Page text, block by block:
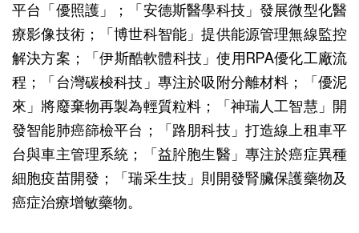
平台「優照護」；「安德斯醫學科技」發展微型化醫
療影像技術；「博世科智能」提供能源管理無線監控
解決方案；「伊斯酷軟體科技」使用RPA優化工廠流
程；「台灣碳梭科技」專注於吸附分離材料；「優泥
來」將廢棄物再製為輕質粒料；「神瑞人工智慧」開
發智能肺癌篩檢平台；「路朋科技」打造線上租車平
台與車主管理系統；「益肸胞生醫」專注於癌症異種
細胞疫苗開發；「瑞采生技」則開發腎臟保護藥物及
癌症治療增敏藥物。